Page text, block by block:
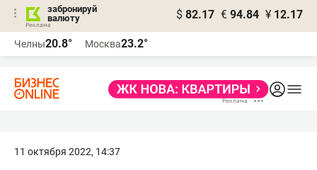
забронируй
валюту
$ 82.17 € 94.84 ¥ 12.17
Челны20.8° Москва23.2°
11 октября 2022, 14:37